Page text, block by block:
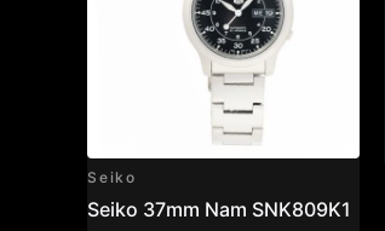
Seiko
Seiko 37mm Nam SNK809K1